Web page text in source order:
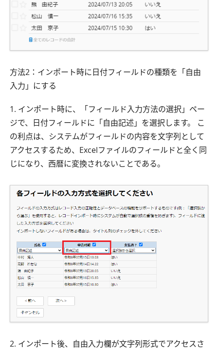
方法2：インポート時に日付フィールドの種類を「自由
入力」にする
1. インポート時に、「フィールド入力方法の選択」ペー
ジで、日付フィールドに「自由記述」を選択します。 こ
の利点は、システムがフィールドの内容を文字列として
アクセスするため、Excelファイルのフィールドと全く同
じになり、西暦に変換されないことである。
2. インポート後、自由入力欄が文字列形式でアクセスさ